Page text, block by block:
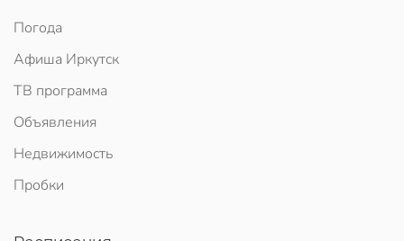
Погода
Афиша Иркутск
ТВ программа
Объявления
Недвижимость
Пробки